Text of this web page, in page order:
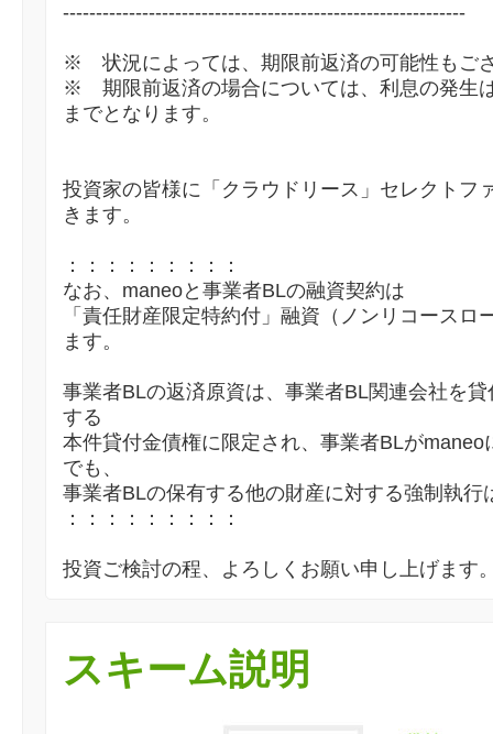
-------------------------------------------------------------
※ 状況によっては、期限前返済の可能性もご
※ 期限前返済の場合については、利息の発生
までとなります。
投資家の皆様に「クラウドリース」セレクトフ
きます。
：：：：：：：：：
なお、maneoと事業者BLの融資契約は
「責任財産限定特約付」融資（ノンリコースロ
ます。
事業者BLの返済原資は、事業者BL関連会社を
する
本件貸付金債権に限定され、事業者BLが
でも、
事業者BLの保有する他の財産に対する強制執行
：：：：：：：：：
投資ご検討の程、よろしくお願い申し上げます
スキーム説明